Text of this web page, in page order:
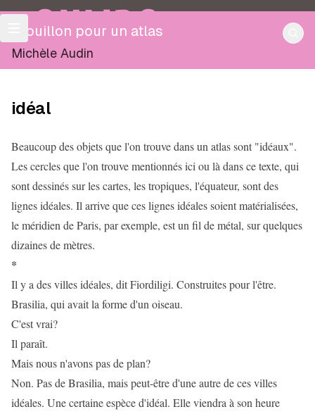
OULIPO
Brouillon pour un atlas
Michèle Audin
idéal
Beaucoup des objets que l'on trouve dans un atlas sont "idéaux".
Les cercles que l'on trouve mentionnés ici ou là dans ce texte, qui
sont dessinés sur les cartes, les tropiques, l'équateur, sont des
lignes idéales. Il arrive que ces lignes idéales soient matérialisées,
le méridien de Paris, par exemple, est un fil de métal, sur quelques
dizaines de mètres.
*
Il y a des villes idéales, dit Fiordiligi. Construites pour l'être.
Brasilia, qui avait la forme d'un oiseau.
C'est vrai?
Il paraît.
Mais nous n'avons pas de plan?
Non. Pas de Brasilia, mais peut-être d'une autre de ces villes
idéales. Une certaine espèce d'idéal. Elle viendra à son heure